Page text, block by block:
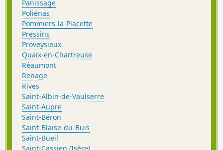
Panissage
Poliénas
Pommiers-la-Placette
Pressins
Proveysieux
Quaix-en-Chartreuse
Réaumont
Renage
Rives
Saint-Albin-de-Vaulserre
Saint-Aupre
Saint-Béron
Saint-Blaise-du-Buis
Saint-Bueil
Saint-Cassien (Isère)